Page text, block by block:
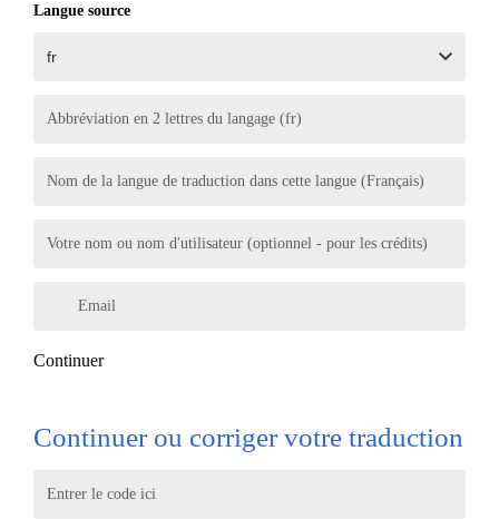
Langue source
Abbréviation en 2 lettres du langage (fr)
Nom de la langue de traduction dans cette langue (Français)
Votre nom ou nom d'utilisateur (optionnel - pour les crédits)
Email
Continuer
Continuer ou corriger votre traduction
Entrer le code ici